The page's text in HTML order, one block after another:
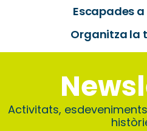
Escapades
Organitza la
Activitats,